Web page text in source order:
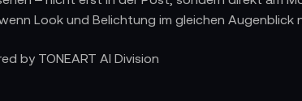
Look und Belichtung im gleichen Augenblick
Produktionsfluss bringen
by TONEART AI Division